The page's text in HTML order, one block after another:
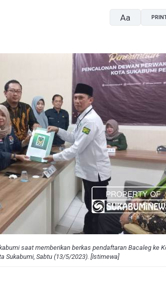
Aa
saat memberikan berkas pendaftaran Bacaleg ke
Sukabumi, Sabtu (13/5/2023). [Istimewa]